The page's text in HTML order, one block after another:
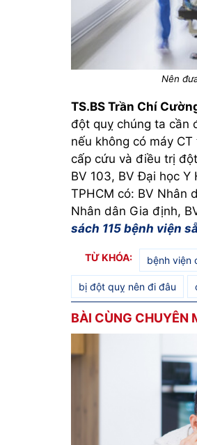
Nên
TS.BS Trần Chí
đột quỵ chúng ta cần
nếu không có máy
cấp cứu và điều trị
BV 103, BV Đại học
TPHCM có: BV Nhân
Nhân dân Gia định,
sách 115 bệnh viện
TỪ KHÓA: bệnh viện
bị đột quỵ nên đi đâu
BÀI CÙNG CHUYÊN